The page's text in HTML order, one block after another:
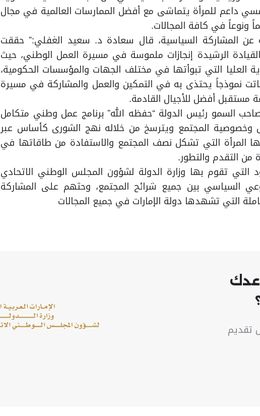
داعم للمرأة يتماشى مع أفضل الممارسات العالمية في مجال
ونوعاً في كافة المجالات.
عن المشاركة السياسية، قال سعادة د. سعيد الغفلي:” حققت
القيادة الرشيدة إنجازات ملموسة في مسيرة العمل الوطني، حيث
العليا التي تبوأتها في مختلف الجهات والمؤسسات الحكومية،
نموذجاً يحتذى به في التمكين والعمل والمشاركة في مسيرة
مستقبل أفضل للأجيال القادمة.
السمو رئيس الدولة “حفظه الله” برنامج عمل وطني متكامل
المجتمع ويترسخ من خلاله نهج الشورى كأساس عبر
المرأة التي تشكل نصف المجتمع والاستفادة من طاقاتها في
من التقدم والتطور.
تقوم بها وزارة الدولة لشؤون المجلس الوطني الاتحادي
السياسي بين جميع شرائح المجتمع، وحثهم على المشاركة
التي تشهدها دولة الإمارات في جميع المجالات
تقديم